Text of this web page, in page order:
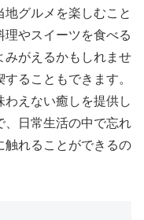
グルメを楽しむこと
やスイーツを食べる
みがえるかもしれませ
ることもできます。
えない癒しを提供し
、日常生活の中で忘れ
触れることができるの